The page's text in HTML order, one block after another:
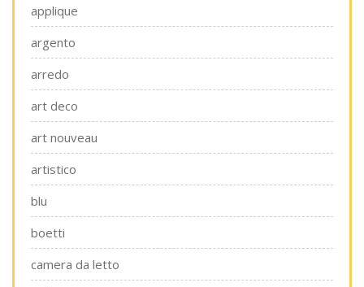
applique
argento
arredo
art deco
art nouveau
artistico
blu
boetti
camera da letto